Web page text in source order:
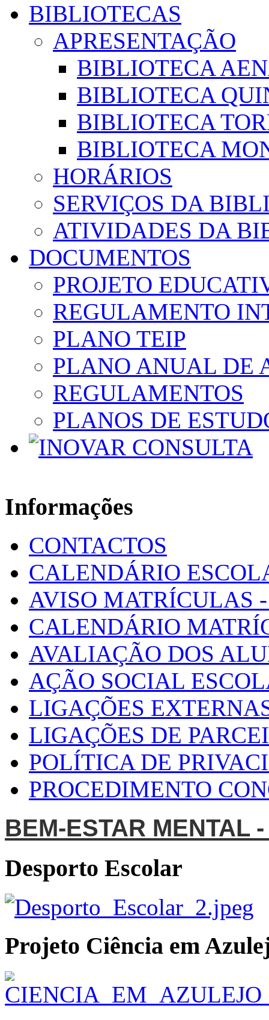
BIBLIOTECAS
APRESENTAÇÃO
BIBLIOTECA
BIBLIOTECA
BIBLIOTECA
BIBLIOTECA
HORÁRIOS
SERVIÇOS DA
ATIVIDADES DA
DOCUMENTOS
PROJETO
REGULAMENTO
PLANO TEIP
PLANO ANUAL DE
REGULAMENTOS
PLANOS DE
Informações
CONTACTOS
CALENDÁRIO
AVISO MATRÍCULAS
CALENDÁRIO
AVALIAÇÃO DOS
AÇÃO SOCIAL
LIGAÇÕES
LIGAÇÕES DE
POLÍTICA DE
PROCEDIMENTO
BEM-ESTAR MENTAL
Desporto Escolar
Projeto Ciência em